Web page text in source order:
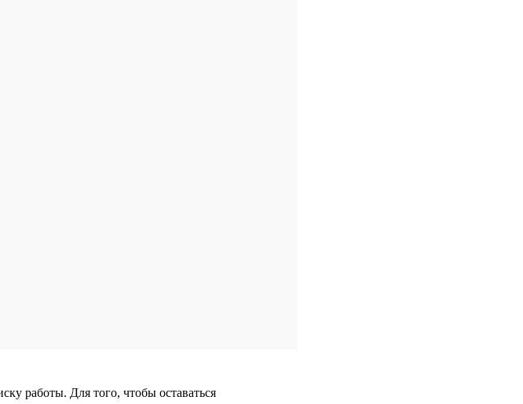
работы. Для того, чтобы оставаться